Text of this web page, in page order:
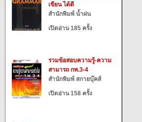
เขียน ได้ดี
สำนักพิมพ์ น้ำฝน
เปิดอ่าน 185 ครั้ง
รวมข้อสอบความรู้-ความ
สามารถ กพ.3-4
สำนักพิมพ์ สกายบุ๊คส์
เปิดอ่าน 158 ครั้ง